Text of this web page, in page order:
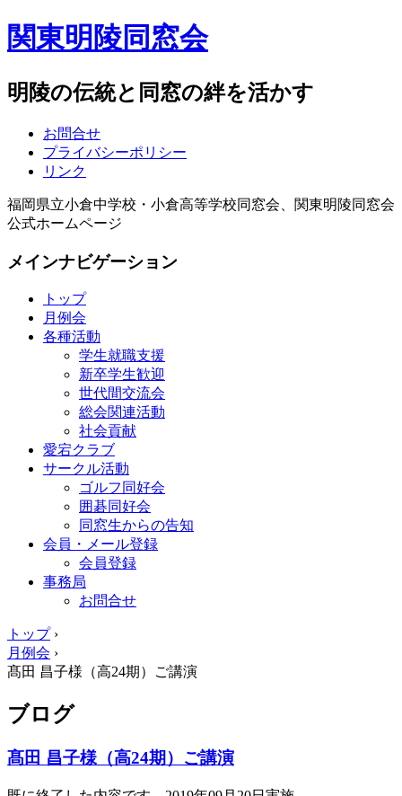
関東明陵同窓会
明陵の伝統と同窓の絆を活かす
お問合せ
プライバシーポリシー
リンク
福岡県立小倉中学校・小倉高等学校同窓会、関東明陵同窓会
公式ホームページ
メインナビゲーション
トップ
月例会
各種活動
学生就職支援
新卒学生歓迎
世代間交流会
総会関連活動
社会貢献
愛宕クラブ
サークル活動
ゴルフ同好会
囲碁同好会
同窓生からの告知
会員・メール登録
会員登録
事務局
お問合せ
トップ›
月例会 ›
髙田 昌子様（高24期）ご講演
ブログ
髙田 昌子様（高24期）ご講演